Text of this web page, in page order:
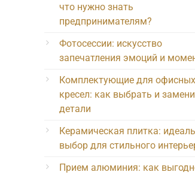
что нужно знать
предпринимателям?
Фотосессии: искусство
запечатления эмоций и
Комплектующие для офисных
кресел: как выбрать и
детали
Керамическая плитка:
выбор для стильного
Прием алюминия: как